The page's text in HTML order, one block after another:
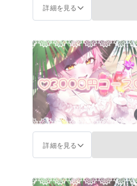
詳細を見る
詳細を見る